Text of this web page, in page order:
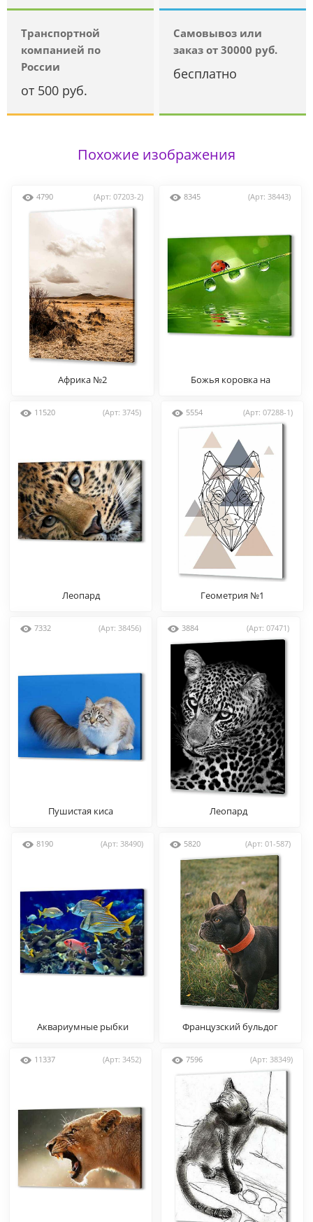
Транспортной
компанией по
России
от 500 руб.
Самовывоз или
заказ от 30000 руб.
бесплатно
Похожие изображения
4790 (Арт: 07203-2)
Африка №2
8345 (Арт: 38443)
Божья коровка на
11520 (Арт: 3745)
Леопард
5554 (Арт: 07288-1)
Геометрия №1
7332 (Арт: 38456)
Пушистая киса
3884 (Арт: 07471)
Леопард
8190 (Арт: 38490)
Аквариумные рыбки
5820 (Арт: 01-587)
Французский бульдог
11337 (Арт: 3452) 7596 (Арт: 38349)